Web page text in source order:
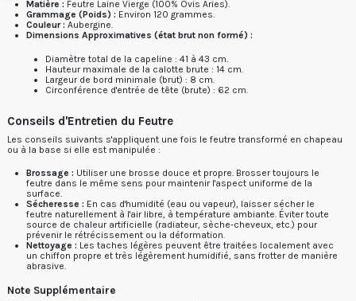
Matière : Feutre Laine Vierge (100% Ovis Aries).
Grammage (Poids) : Environ 120 grammes.
Couleur : Aubergine.
Dimensions Approximatives (état brut non formé) :
Diamètre total de la capeline : 41 à 43 cm.
Hauteur maximale de la calotte brute : 14 cm.
Largeur de bord minimale (brut) : 8 cm.
Circonférence d'entrée de tête (brute) : 62 cm.
Conseils d'Entretien du Feutre
Les conseils suivants s'appliquent une fois le feutre transformé en chapeau
ou à la base si elle est manipulée :
Brossage : Utiliser une brosse douce et propre. Brosser toujours le
feutre dans le même sens pour maintenir l'aspect uniforme de la
surface.
Sécheresse : En cas d'humidité (eau ou vapeur), laisser sécher le
feutre naturellement à l'air libre, à température ambiante. Éviter toute
source de chaleur artificielle (radiateur, sèche-cheveux, etc.) pour
prévenir le rétrécissement ou la déformation.
Nettoyage : Les taches légères peuvent être traitées localement avec
un chiffon propre et très légèrement humidifié, sans frotter de manière
abrasive.
Note Supplémentaire